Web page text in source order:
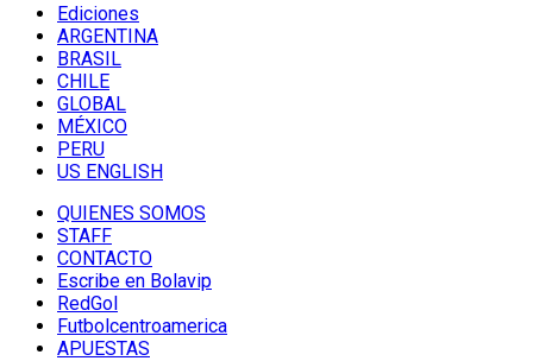
Ediciones
ARGENTINA
BRASIL
CHILE
GLOBAL
MÉXICO
PERU
US ENGLISH
QUIENES SOMOS
STAFF
CONTACTO
Escribe en Bolavip
RedGol
Futbolcentroamerica
APUESTAS